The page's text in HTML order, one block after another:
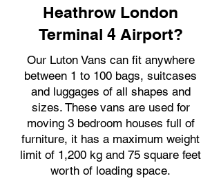
Heathrow London
Terminal 4 Airport?
Our Luton Vans can fit anywhere
between 1 to 100 bags, suitcases
and luggages of all shapes and
sizes. These vans are used for
moving 3 bedroom houses full of
furniture, it has a maximum weight
limit of 1,200 kg and 75 square feet
worth of loading space.